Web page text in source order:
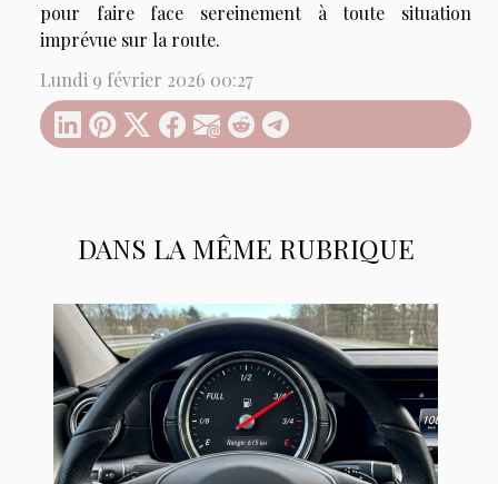
DANS LA MÊME RUBRIQUE
pour faire face sereinement à toute situation
imprévue sur la route.
Lundi 9 février 2026 00:27